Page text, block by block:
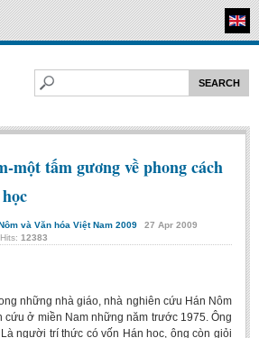
and Comparative Literature
Studies
một tấm gương về phong cách
và Văn hóa Việt Nam 2009 27 Apr 2009
Hits: 12383
những nhà giáo, nhà nghiên cứu Hán Nôm
cứu ở miền Nam những năm trước 1975. Ông
người trí thức có vốn Hán học, ông còn giỏi